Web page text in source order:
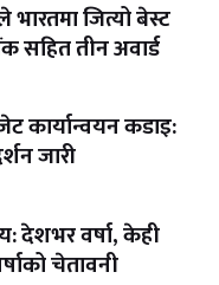
जित्यो बेस्ट
सहित तीन अवार्ड
कार्यान्वयन कडाइ:
जारी
देशभर वर्षा, केही
चेतावनी